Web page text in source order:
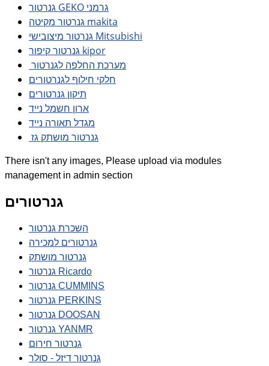
גנרטור GEKO גרמני
גנרטור מקיטה makita
גנרטור מיצובישי Mitsubishi
גנרטור קיפור kipor
מערכת החלפה לגנרטור
חלקי חילוף לגנרטורים
תיקון גנרטורים
ארון חשמל נייד
מגדל תאורה נייד
גנרטור מושתק גז
There isn't any images, Please upload via modules
management in admin section
גנרטורים
השכרת גנרטור
גנרטורים למכירה
גנרטור מושתק
גנרטור Ricardo
גנרטור CUMMINS
גנרטור PERKINS
גנרטור DOOSAN
גנרטור YANMR
גנרטור חירום
גנרטור דיזל - סולר